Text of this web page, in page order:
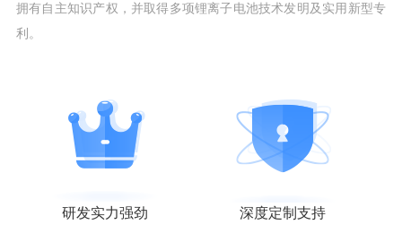
拥有自主知识产权，并取得多项锂离子电池技术发明及实用新型专
利。
研发实力强劲 深度定制支持